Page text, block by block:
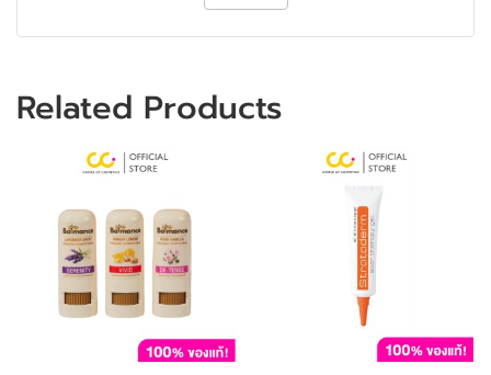
Related Products